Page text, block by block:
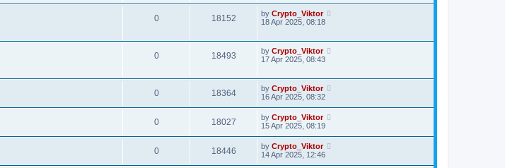
0 18152 by Crypto_Viktor
18 Apr 2025, 08:18
0 18493 by Crypto_Viktor
17 Apr 2025, 08:43
0 18364 by Crypto_Viktor
16 Apr 2025, 08:32
0 18027 by Crypto_Viktor
15 Apr 2025, 08:19
0 18446 by Crypto_Viktor
14 Apr 2025, 12:46